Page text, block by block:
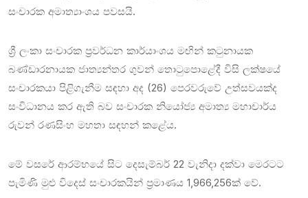
සංචාරක අමාත්‍යාංශය පවසයි.
ශ්‍රී ලංකා සංචාරක ප්‍රවර්ධන කාර්යාංශය මඟින් කටුනායක
බණ්ඩාරනායක ජාත්‍යන්තර ගුවන් තොටුපොළේදී විසි ලක්ෂයේ
සංචාරකයා පිළිගැනීම සඳහා අද (26) පෙරවරුවේ උත්සවයක්ද
සංවිධානය කර ඇති බව සංචාරක නියෝජ්‍ය අමාත්‍ය මහාචාර්ය
රුවන් රණසිංහ මහතා සඳහන් කළේය.
මේ වසරේ ආරම්භයේ සිට දෙසැම්බර් 22 වැනිදා දක්වා මෙරටට
පැමිණි මුළු විදෙස් සංචාරකයින් ප්‍රමාණය 1,966,256ක් වේ.